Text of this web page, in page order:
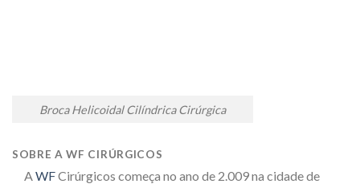
Broca Helicoidal Cilíndrica Cirúrgica
SOBRE A WF CIRÚRGICOS
AWFCirúrgicos começa no ano de 2.009 na cidade de